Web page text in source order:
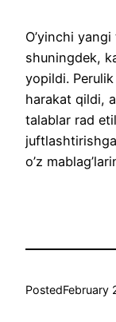
O’yinchi
shuningdek,
yopildi. Perulik
harakat qildi,
talablar rad
o’z
PostedFebruary